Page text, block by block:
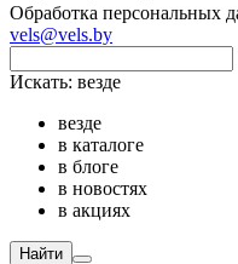
Обработка персональных
vels@vels.by
Искать: везде
везде
в каталоге
в блоге
в новостях
в акциях
Найти